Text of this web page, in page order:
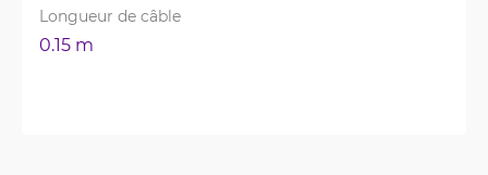
Longueur de câble
0.15 m